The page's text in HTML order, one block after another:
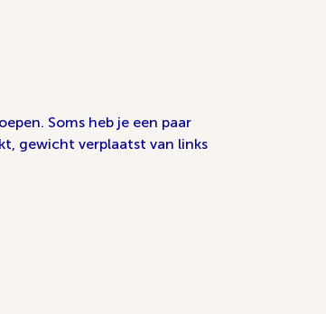
Soms heb je een paar
gewicht verplaatst van links